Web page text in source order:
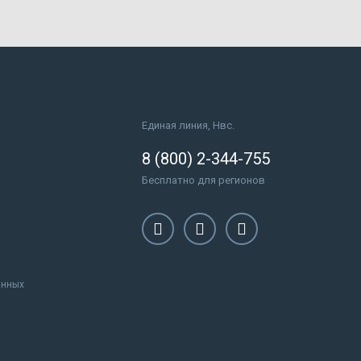
Единая линия, Нвс.
8 (800) 2-344-755
Бесплатно для регионов